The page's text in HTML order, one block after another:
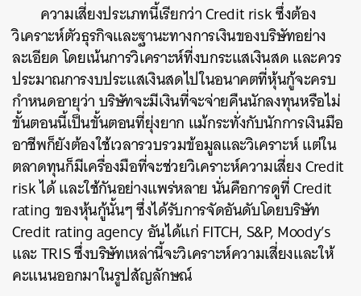
ความเสี่ยงประเภทนี้เรียกว่า Credit risk ซึ่งต้อง
วิเคราะห์ตัวธุรกิจและฐานะทางการเงินของบริษัทอย่าง
ละเอียด โดยเน้นการวิเคราะห์ที่งบกระแสเงินสด และควร
ประมาณการงบประแสเงินสดไปในอนาคตที่หุ้นกู้จะครบ
กำหนดอายุว่า บริษัทจะมีเงินที่จะจ่ายคืนนักลงทุนหรือไม่
ขั้นตอนนี้เป็นขั้นตอนที่ยุ่งยาก แม้กระทั่งกับนักการเงินมือ
อาชีพก็ยังต้องใช้เวลารวบรวมข้อมูลและวิเคราะห์ แต่ใน
ตลาดทุนก็มีเครื่องมือที่จะช่วยวิเคราะห์ความเสี่ยง Credit
risk ได้ และใช้กันอย่างแพร่หลาย นั่นคือการดูที่ Credit
rating ของหุ้นกู้นั้นๆ ซึ่งได้รับการจัดอันดับโดยบริษัท
Credit rating agency อันได้แก่ FITCH, S&P, Moody’s
และ TRIS ซึ่งบริษัทเหล่านี้จะวิเคราะห์ความเสี่ยงและให้
คะแนนออกมาในรูปสัญลักษณ์